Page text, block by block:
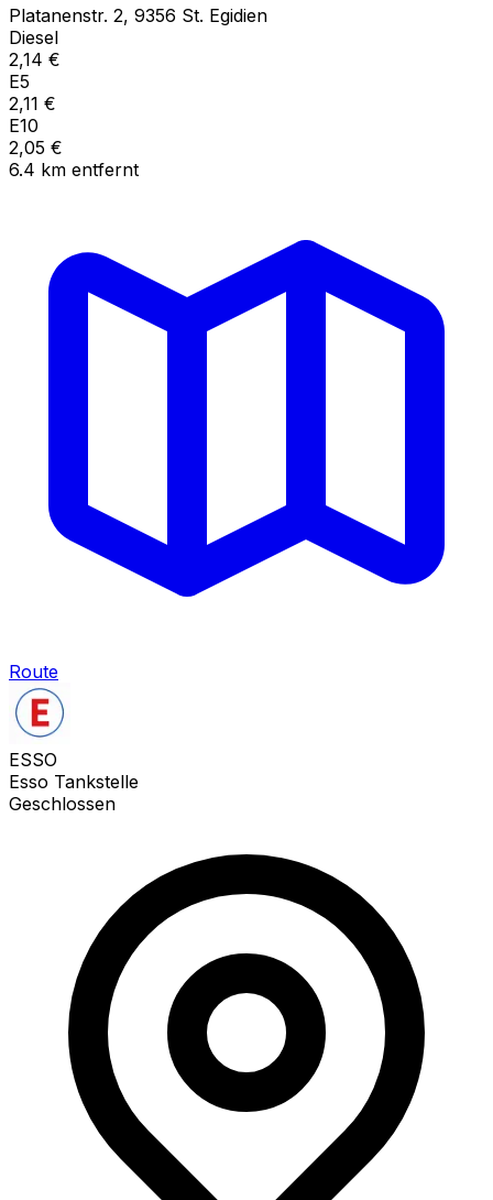
Platanenstr. 2, 9356 St. Egidien
Diesel
2,14 €
E5
2,11 €
E10
2,05 €
6.4 km entfernt
Route
ESSO
Esso Tankstelle
Geschlossen